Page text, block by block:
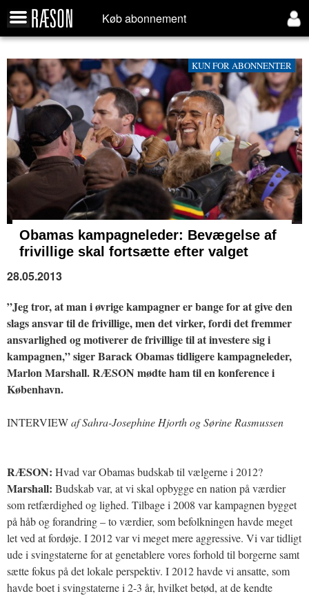
Køb abonnement
KUN FOR ABONNENTER
Obamas kampagneleder: Bevægelse af
frivillige skal fortsætte efter valget
28.05.2013
”Jeg tror, at man i øvrige kampagner er bange for at give den
slags ansvar til de frivillige, men det virker, fordi det fremmer
ansvarlighed og motiverer de frivillige til at investere sig i
kampagnen,” siger Barack Obamas tidligere kampagneleder,
Marlon Marshall. RÆSON mødte ham til en konference i
København.
INTERVIEWaf Sahra-Josephine Hjorth og Sørine Rasmussen
RÆSON: Hvad var Obamas budskab til vælgerne i 2012?
Marshall: Budskab var, at vi skal opbygge en nation på værdier
som retfærdighed og lighed. Tilbage i 2008 var kampagnen bygget
på håb og forandring – to værdier, som befolkningen havde meget
let ved at fordøje. I 2012 var vi meget mere aggressive. Vi var tidligt
ude i svingstaterne for at genetablere vores forhold til borgerne samt
sætte fokus på det lokale perspektiv. I 2012 havde vi ansatte, som
havde boet i svingstaterne i 2-3 år, hvilket betød, at de kendte